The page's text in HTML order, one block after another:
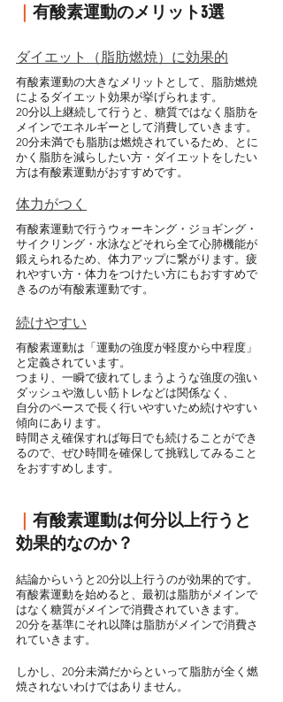
有酸素運動のメリット3選
ダイエット（脂肪燃焼）に効果的
有酸素運動の大きなメリットとして、脂肪燃焼
によるダイエット効果が挙げられます。
20分以上継続して行うと、糖質ではなく脂肪を
メインでエネルギーとして消費していきます。
20分未満でも脂肪は燃焼されているため、とに
かく脂肪を減らしたい方・ダイエットをしたい
方は有酸素運動がおすすめです。
体力がつく
有酸素運動で行うウォーキング・ジョギング・
サイクリング・水泳などそれら全て心肺機能が
鍛えられるため、体力アップに繋がります。疲
れやすい方・体力をつけたい方にもおすすめで
きるのが有酸素運動です。
続けやすい
有酸素運動は「運動の強度が軽度から中程度」
と定義されています。
つまり、一瞬で疲れてしまうような強度の強い
ダッシュや激しい筋トレなどは関係なく、
自分のペースで長く行いやすいため続けやすい
傾向にあります。
時間さえ確保すれば毎日でも続けることができ
るので、ぜひ時間を確保して挑戦してみること
をおすすめします。
有酸素運動は何分以上行うと
効果的なのか？
結論からいうと20分以上行うのが効果的です。
有酸素運動を始めると、最初は脂肪がメインで
はなく糖質がメインで消費されていきます。
20分を基準にそれ以降は脂肪がメインで消費さ
れていきます。
しかし、20分未満だからといって脂肪が全く燃
焼されないわけではありません。